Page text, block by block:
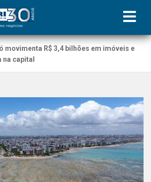
movimenta R$ 3,4 bilhões em imóveis e
capital